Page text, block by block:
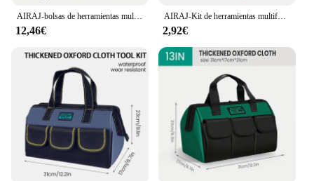
**Tailored for the Modern Worker**
Whether you're a contractor, electrician, or DIY
enthusiast, this tool bag is your reliable companion.
Its robust construction and thoughtful design make
it an ideal choice for those who demand both
functionality and style. The multiple compartments
keep your tools neatly arranged, reducing the time
spent searching for the right tool and enhancing
your productivity. The adjustable straps ensure a
comfortable fit, whether you're carrying it on your
shoulder or attaching it to a cart.
AIRAJ-bolsas de herramientas multifuncionales, bolsas de electricista de tela Oxford 1680D, bolsas de almacenamiento de alta capacidad impermeables y resistentes al desgaste
12,46€
AIRAJ-Kit de herramientas multifuncionales, Mini bolso de mano portátil, resistente y duradero, Oxford, resistente al agua, almacenamiento de carpintero electricista
2,92€